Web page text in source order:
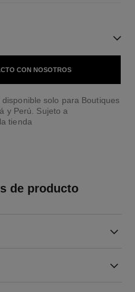
CON NOSOTROS
solo para Boutiques
y Perú. Sujeto a
tienda
de producto